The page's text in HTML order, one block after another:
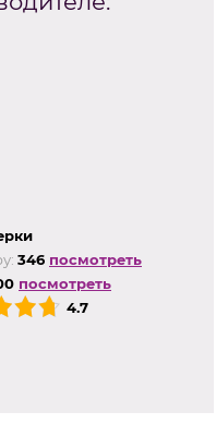
346 посмотреть
посмотреть
4.7